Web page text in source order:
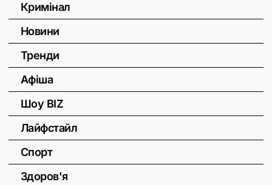
Кримінал
Новини
Тренди
Афіша
Шоу BIZ
Лайфстайл
Спорт
Здоров'я